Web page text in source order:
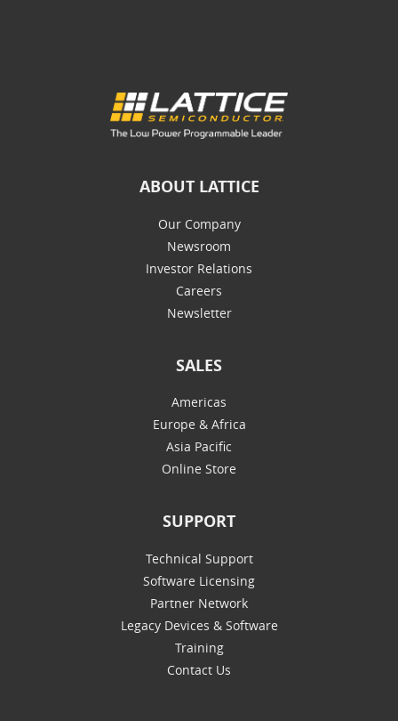
ABOUT LATTICE
Our Company
Newsroom
Investor Relations
Careers
Newsletter
SALES
Americas
Europe & Africa
Asia Pacific
Online Store
SUPPORT
Technical Support
Software Licensing
Partner Network
Legacy Devices & Software
Training
Contact Us